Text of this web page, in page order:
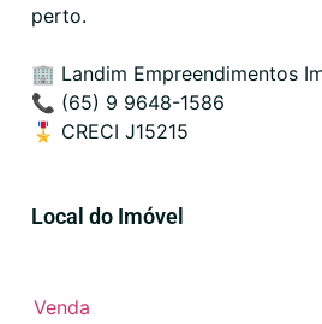
perto.
🏢 Landim Empreendimentos
📞 (65) 9 9648-1586
🎖️ CRECI J15215
Local do Imóvel
Venda